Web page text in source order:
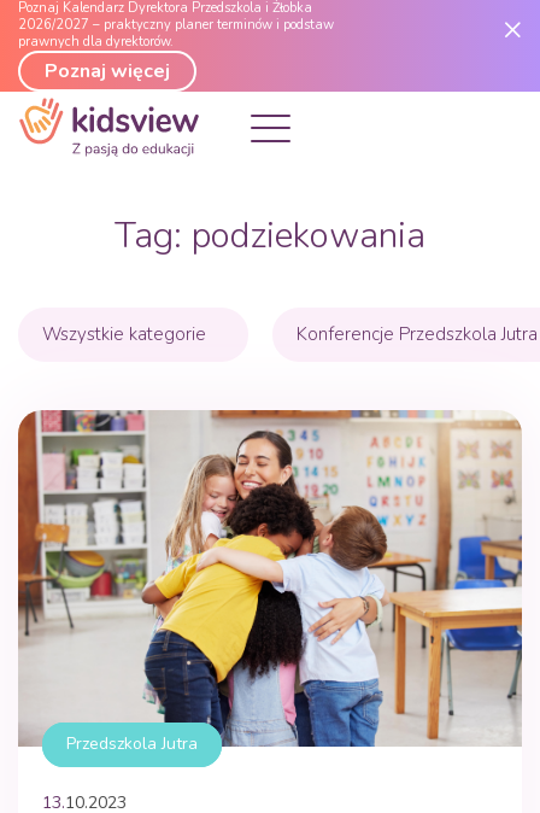
Poznaj Kalendarz Dyrektora Przedszkola i Żłobka
2026/2027 – praktyczny planer terminów i podstaw
prawnych dla dyrektorów.
Poznaj więcej
Tag: podziekowania
Wszystkie kategorie Konferencje Przedszkola Jutra
Przedszkola Jutra
13.10.2023